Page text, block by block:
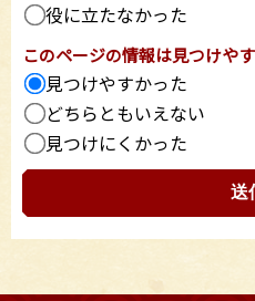
役に立たなかった
このページの情報は見つけや
見つけやすかった
どちらともいえない
見つけにくかった